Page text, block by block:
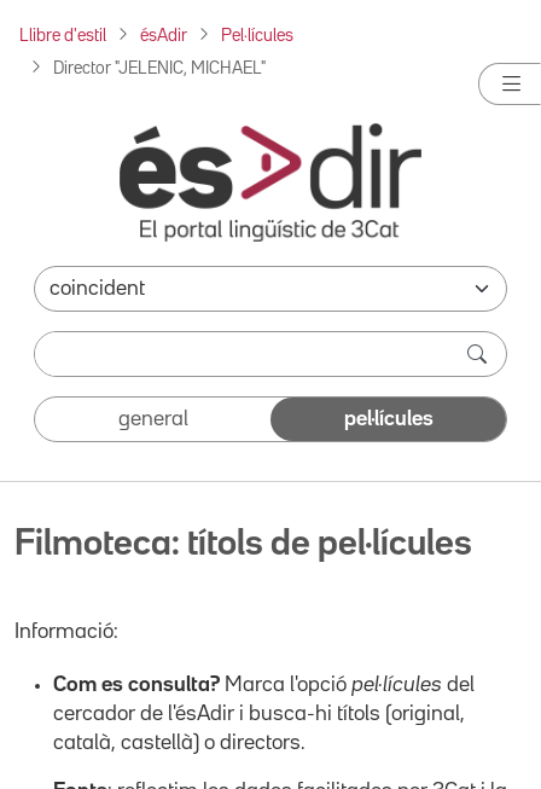
Llibre d'estil ésAdir Pel·lícules
Director "JELENIC, MICHAEL"
general pel·lícules
Filmoteca: títols de pel·lícules
Informació:
Com es consulta? Marca l'opció pel·lícules del
cercador de l'ésAdir i busca-hi títols (original,
català, castellà) o directors.